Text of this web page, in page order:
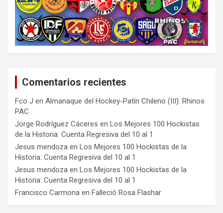
Comentarios recientes
Fco J en Almanaque del Hockey-Patín Chileno (III): Rhinos
PAC
Jorge Rodríguez Cáceres en Los Mejores 100 Hockistas
de la Historia: Cuenta Regresiva del 10 al 1
Jesus mendoza en Los Mejores 100 Hockistas de la
Historia: Cuenta Regresiva del 10 al 1
Jesus mendoza en Los Mejores 100 Hockistas de la
Historia: Cuenta Regresiva del 10 al 1
Francisco Carmona en Falleció Rosa Flashar